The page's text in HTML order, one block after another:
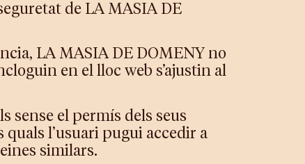
de LA MASIA DE
LA MASIA DE DOMENY no
en el lloc web s’ajustin al
sense el permís dels seus
l’usuari pugui accedir a
similars.